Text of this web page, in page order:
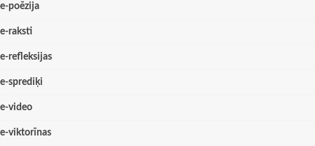
e-poēzija
e-raksti
e-refleksijas
e-sprediķi
e-video
e-viktorīnas